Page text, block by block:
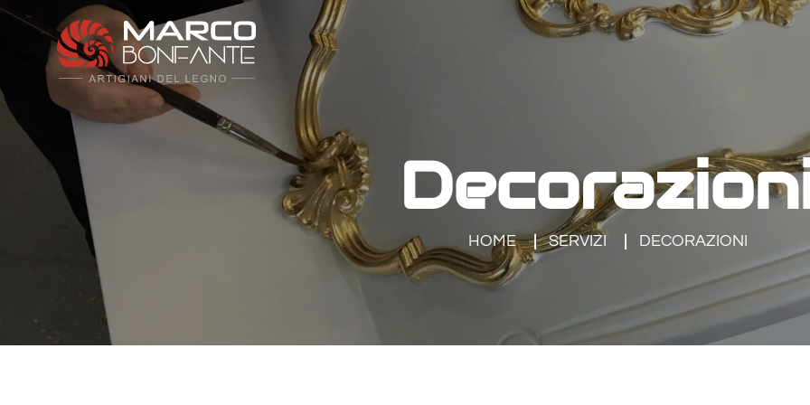
HOME SERVIZI DECORAZIONI